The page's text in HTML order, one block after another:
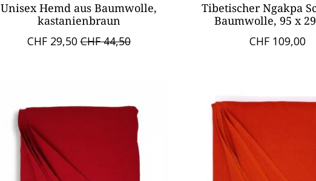
Unisex Hemd aus Baumwolle,
kastanienbraun
CHF 29,50 CHF 44,50
Tibetischer Ngakpa
Baumwolle, 95 x
CHF 109,00